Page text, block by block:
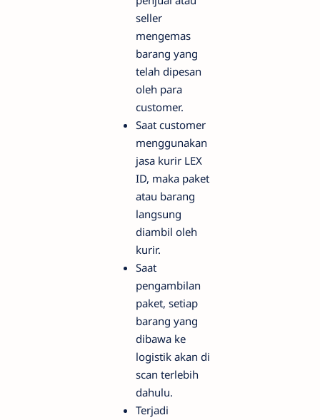
seller
mengemas
barang yang
telah dipesan
oleh para
customer.
Saat customer
menggunakan
jasa kurir LEX
ID, maka paket
atau barang
langsung
diambil oleh
kurir.
Saat
pengambilan
paket, setiap
barang yang
dibawa ke
logistik akan di
scan terlebih
dahulu.
Terjadi